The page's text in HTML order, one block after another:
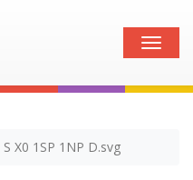
Toggle
S X0 1SP 1NP D.svg